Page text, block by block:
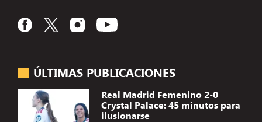
ÚLTIMAS PUBLICACIONES
Real Madrid Femenino 2-0
Crystal Palace: 45 minutos para
ilusionarse